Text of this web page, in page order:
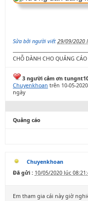
Sửa bởi người viết 29/09/2020
CHỖ DÀNH CHO QUẢNG CÁO
3 người cảm ơn
Chuyenkhoan trên 10-05-
ngày
Quảng cáo
Chuyenkhoan
Đã gửi : 10/05/2020 lúc
Em tham gia cái này giờ